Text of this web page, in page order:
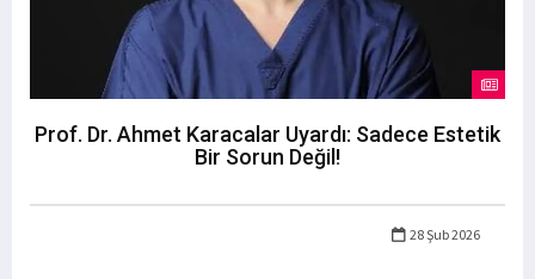
Prof. Dr. Ahmet Karacalar Uyardı: Sadece Estetik
Bir Sorun Değil!
28 Şub 2026